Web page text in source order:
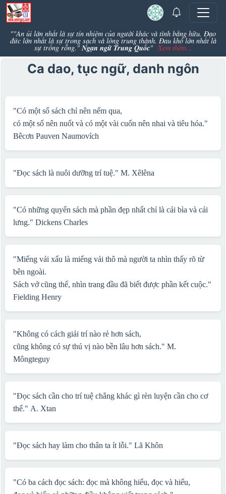
""An ủi lớn nhất là sự tín nhiệm của người khác và tình bằng hữu. Đạo
đức lớn nhất là sự trong sạch và lòng trung thành. Đau khổ lớn nhất là
sự trống rỗng."Ngạn ngữ Trung Quốc" Xem thêm...
Ca dao, tục ngữ, danh ngôn
"Có một số sách chỉ nên nếm qua,
có một số nên nuốt và có một vài cuốn nên nhai và tiêu hóa."
Bêcơn Pauven Naumovích
"Đọc sách là nuôi dưỡng trí tuệ." M. Xêlêna
"Có những quyển sách mà phần đẹp nhất chỉ là cái bìa và cái
lưng." Dickens Charles
"Miếng vải xấu là miếng vải thô mà người ta nhìn thấy rõ từ
bên ngoài.
Sách vở cũng thế, nhìn trang đầu đã biết được phần kết cuộc."
Fielding Henry
"Không có cách giải trí nào rẻ hơn sách,
cũng không có sự thú vị nào bền lâu hơn sách." M.
Môngteguy
"Đọc sách cần cho trí tuệ chẳng khác gì rèn luyện cần cho cơ
thể." A. Xtan
"Đọc sách hay làm cho thân ta ít lỗi." Lã Khôn
"Có ba cách đọc sách: đọc mà không hiểu, đọc và hiểu,